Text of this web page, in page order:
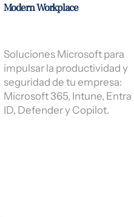
Modern Workplace
Soluciones Microsoft para
impulsar la productividad y
seguridad de tu empresa:
Microsoft 365, Intune, Entra
ID, Defender y Copilot.